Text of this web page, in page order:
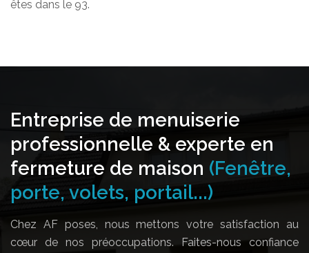
êtes dans le 93.
Entreprise de menuiserie
professionnelle & experte en
fermeture de maison (Fenêtre,
porte, volets, portail...)
Chez AF poses, nous mettons votre satisfaction au
cœur de nos préoccupations. Faites-nous confiance